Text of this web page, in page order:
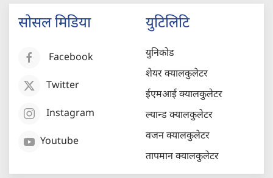
सोसल मिडिया
Facebook
Twitter
Instagram
Youtube
युटिलिटि
युनिकोड
शेयर क्यालकुलेटर
ईएमआई क्यालकुलेटर
ल्यान्ड क्यालकुलेटर
वजन क्यालकुलेटर
तापमान क्यालकुलेटर